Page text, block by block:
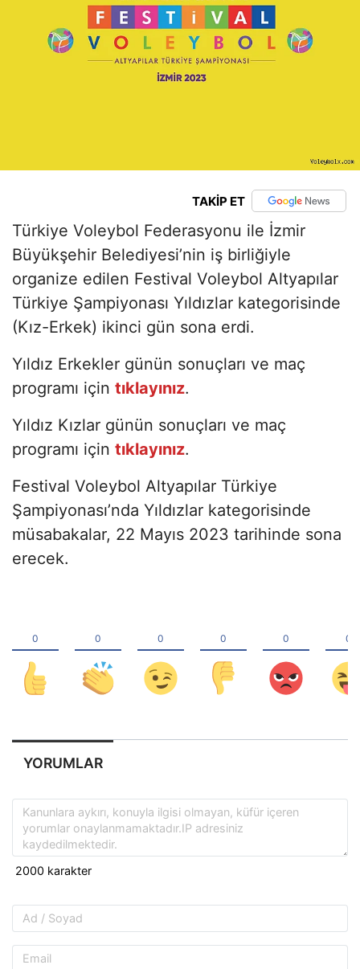
TAKİP ET
Türkiye Voleybol Federasyonu ile İzmir
Büyükşehir Belediyesi’nin iş birliğiyle
organize edilen Festival Voleybol Altyapılar
Türkiye Şampiyonası Yıldızlar kategorisinde
(Kız-Erkek) ikinci gün sona erdi.
Yıldız Erkekler günün sonuçları ve maç
programı için tıklayınız.
Yıldız Kızlar günün sonuçları ve maç
programı için tıklayınız.
Festival Voleybol Altyapılar Türkiye
Şampiyonası’nda Yıldızlar kategorisinde
müsabakalar, 22 Mayıs 2023 tarihinde sona
erecek.
YORUMLAR